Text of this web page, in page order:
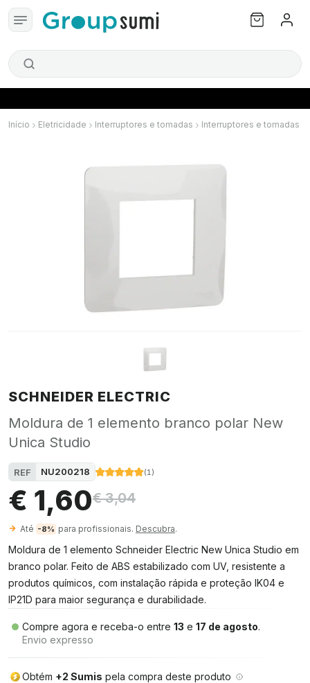
Início Eletricidade Interruptores e tomadas Interruptores e tomadas
SCHNEIDER ELECTRIC
Moldura de 1 elemento branco polar New
Unica Studio
REF NU200218 (1 )
€ 1,60€ 3,04
Até -8% para profissionais. Descubra.
Moldura de 1 elemento Schneider Electric New Unica Studio em
branco polar. Feito de ABS estabilizado com UV, resistente a
produtos químicos, com instalação rápida e proteção IK04 e
IP21D para maior segurança e durabilidade.
Compre agora e receba-o entre 13 e 17 de agosto.
Envio expresso
Obtém +2 Sumis pela compra deste produto